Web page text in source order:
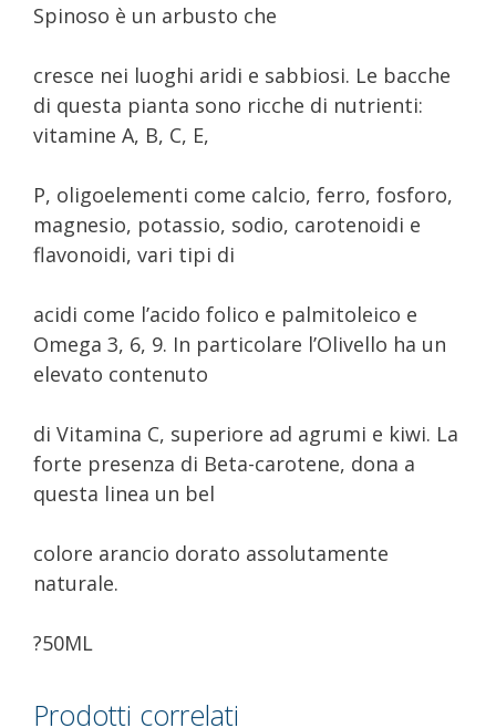
Spinoso è un arbusto che
cresce nei luoghi aridi e sabbiosi. Le bacche
di questa pianta sono ricche di nutrienti:
vitamine A, B, C, E,
P, oligoelementi come calcio, ferro, fosforo,
magnesio, potassio, sodio, carotenoidi e
flavonoidi, vari tipi di
acidi come l’acido folico e palmitoleico e
Omega 3, 6, 9. In particolare l’Olivello ha un
elevato contenuto
di Vitamina C, superiore ad agrumi e kiwi. La
forte presenza di Beta-carotene, dona a
questa linea un bel
colore arancio dorato assolutamente
naturale.
?50ML
Prodotti correlati